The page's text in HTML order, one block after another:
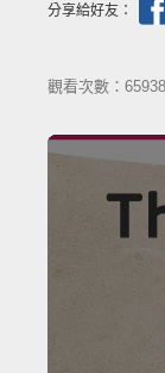
分享給好友：
觀看次數：